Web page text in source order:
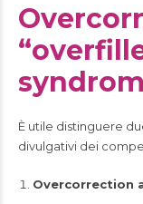
È utile distinguere
divulgativi dei
Overcorrection